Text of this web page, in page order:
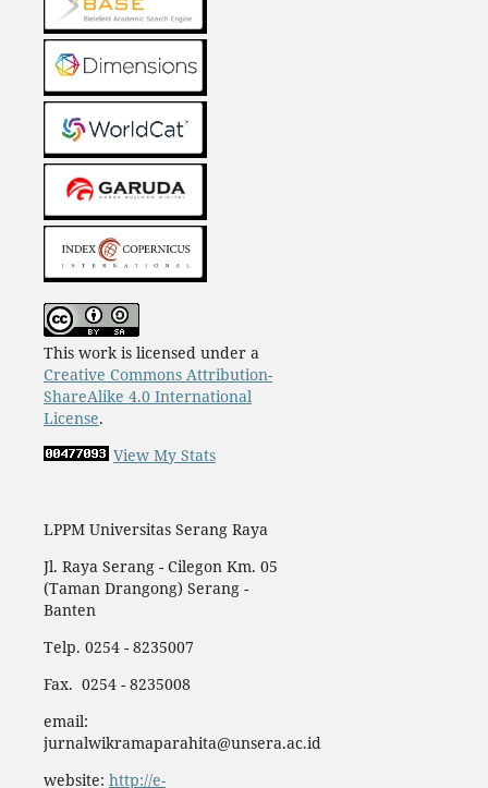
This work is licensed under a
Creative Commons Attribution-
ShareAlike 4.0 International
License.
View My Stats
LPPM Universitas Serang Raya
Jl. Raya Serang - Cilegon Km. 05
(Taman Drangong) Serang -
Banten
Telp. 0254 - 8235007
Fax. 0254 - 8235008
email:
jurnalwikramaparahita@unsera.ac.id
website: http://e-